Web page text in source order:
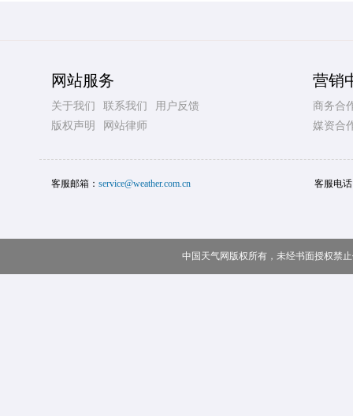
网站服务
关于我们 联系我们
用户反馈
版权声明
网站律师
营销
商务合
媒资合
客服邮箱： service@weather.com.cn 客服电
中国天气网版权所有，未经书面授权